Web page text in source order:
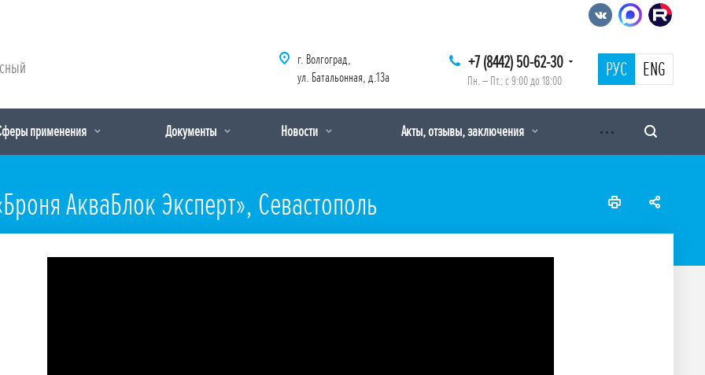
+7 (8442) 50-62-30
Пн. – Пт.: с 9:00 до 18:00 РУС ENG
г. Волгоград,
ул. Батальонная, д.13а
применения Документы Новости Акты, отзывы, заключения
АкваБлок Эксперт», Севастополь